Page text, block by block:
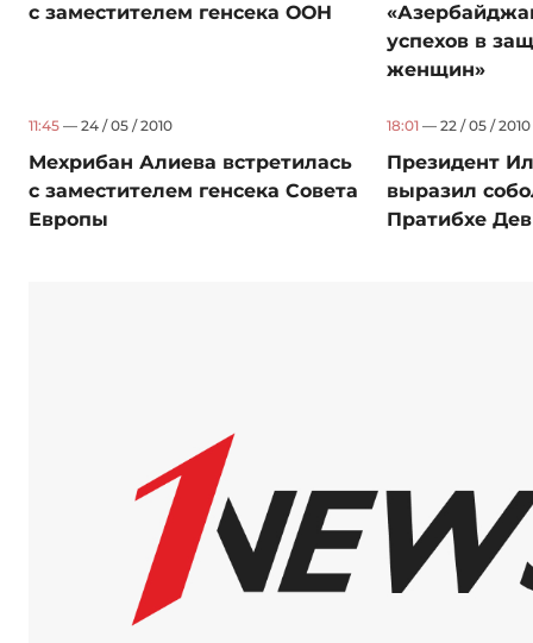
с заместителем генсека ООН
успехов в
женщин»
11:45 — 24 / 05 / 2010
Мехрибан Алиева встретилась
с заместителем генсека Совета
Европы
18:01 — 22 / 05 / 2010
Президент
выразил
Пратибхе